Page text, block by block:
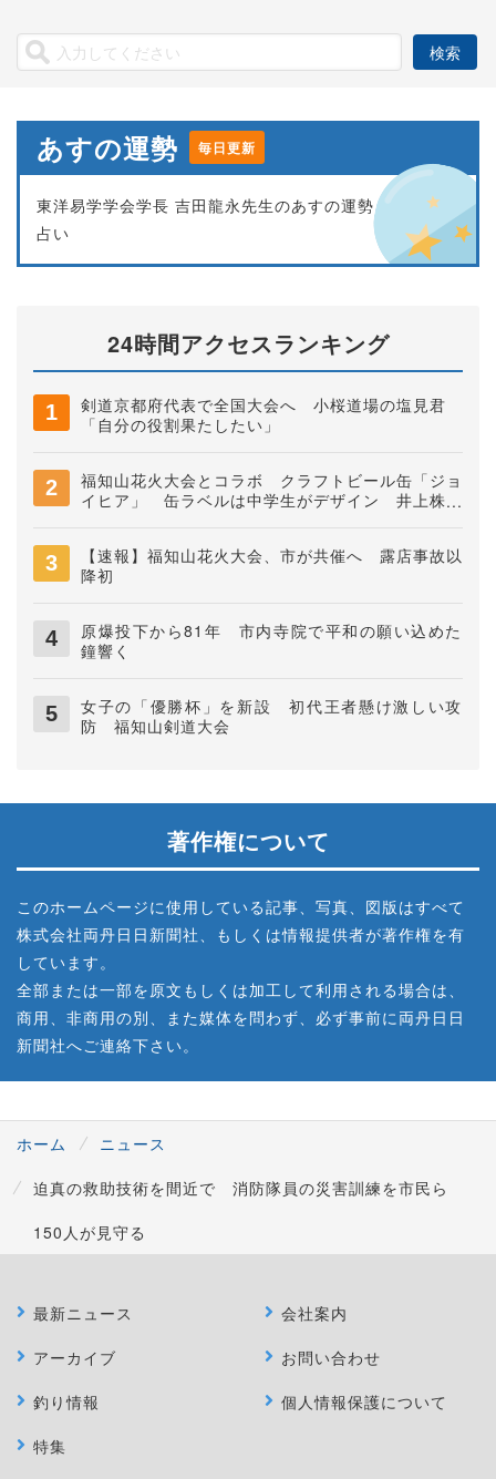
あすの運勢 毎日更新
東洋易学学会学長 吉田龍永先生のあすの運勢
占い
24時間アクセスランキング
剣道京都府代表で全国大会へ 小桜道場の塩見君
「自分の役割果たしたい」
福知山花火大会とコラボ クラフトビール缶「ジョ
イヒア」 缶ラベルは中学生がデザイン 井上株式
【速報】福知山花火大会、市が共催へ 露店事故以
降初
原爆投下から81年 市内寺院で平和の願い込めた
鐘響く
女子の「優勝杯」を新設 初代王者懸け激しい攻
防 福知山剣道大会
著作権について
このホームページに使用している記事、写真、図版はすべて
株式会社両丹日日新聞社、もしくは情報提供者が著作権を有
しています。
全部または一部を原文もしくは加工して利用される場合は、
商用、非商用の別、また媒体を問わず、必ず事前に両丹日日
新聞社へご連絡下さい。
ホーム
ニュース
迫真の救助技術を間近で 消防隊員の災害訓練を市民ら
150人が見守る
最新ニュース
アーカイブ
釣り情報
特集
会社案内
お問い合わせ
個人情報保護について